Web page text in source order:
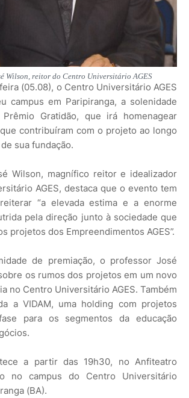
Wilson, reitor do Centro Universitário AGES
(05.08), o Centro Universitário AGES
campus em Paripiranga, a solenidade
Gratidão, que irá homenagear
contribuíram com o projeto ao longo
sua fundação.
Wilson, magnífico reitor e idealizador
AGES, destaca que o evento tem
“a elevada estima e a enorme
pela direção junto à sociedade que
projetos dos Empreendimentos AGES”.
de premiação, o professor José
os rumos dos projetos em um novo
no Centro Universitário AGES. Também
a VIDAM, uma holding com projetos
para os segmentos da educação
a partir das 19h30, no Anfiteatro
no campus do Centro Universitário
(BA).